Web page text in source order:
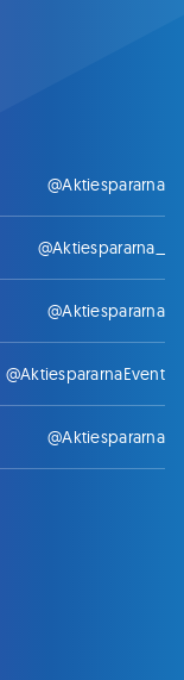
@Aktiespararna
@Aktiespararna_
@Aktiespararna
@AktiespararnaEvent
@Aktiespararna